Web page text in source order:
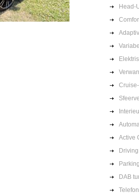
Head-
Active
DAB